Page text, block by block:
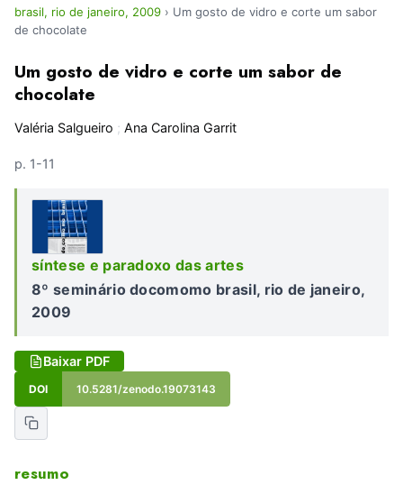
brasil, rio de janeiro, 2009 › Um gosto de vidro e corte um sabor
de chocolate
Um gosto de vidro e corte um sabor de
chocolate
Valéria Salgueiro ; Ana Carolina Garrit
p. 1-11
síntese e paradoxo das artes
8º seminário docomomo brasil, rio de janeiro,
2009
Baixar PDF
DOI 10.5281/zenodo.19073143
resumo